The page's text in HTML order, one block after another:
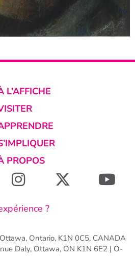
L’AFFICHE
PROPOS
?
Ontario, K1N 0C5, CANADA
Daly, Ottawa, ON K1N 6E2 | O-